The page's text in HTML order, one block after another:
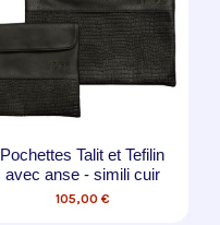
Pochettes Talit et Tefilin
avec anse - simili cuir
105,00 €